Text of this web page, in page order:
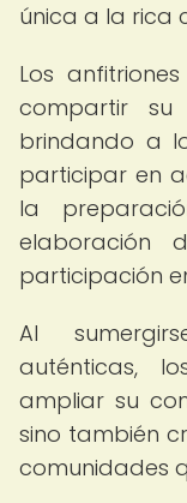
única a la rica
Los
compartir su
brindando a
participar en
la
elaboración
participación
Al
auténticas,
ampliar su
sino también
comunidades